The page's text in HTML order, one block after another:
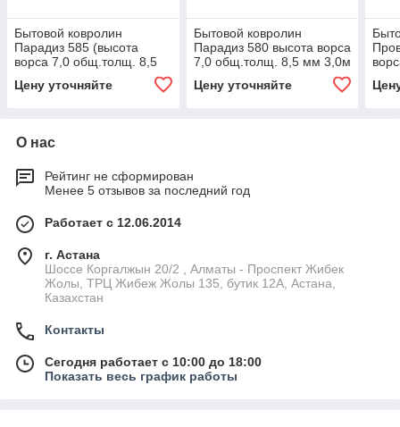
Бытовой ковролин
Парадиз 585 (высота
ворса 7,0 общ.толщ. 8,5
мм) 3,0м чёрный жемчуг
войлок
Цену уточняйте
Бытовой ковролин
Парадиз 580 высота ворса
7,0 общ.толщ. 8,5 мм 3,0м
Цену уточняйте
О нас
Рейтинг не сформирован
Менее 5 отзывов за последний год
Работает с 12.06.2014
г. Астана
Шоссе Коргалжын 20/2 , Алматы - Проспект Жибек
Жолы, ТРЦ Жибеж Жолы 135, бутик 12А, Астана,
Казахстан
Контакты
Сегодня работает с 10:00 до 18:00
Показать весь график работы